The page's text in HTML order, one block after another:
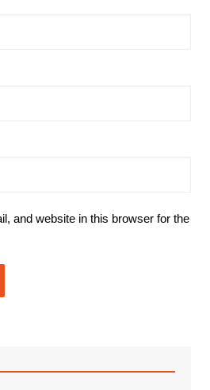
and website in this browser for the